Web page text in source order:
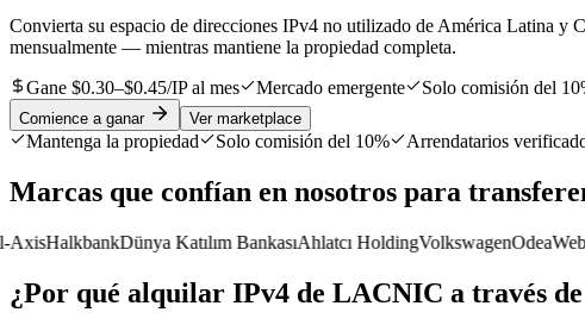
Convierta su espacio de direcciones IPv4 no utilizado de América Latina y
mensualmente — mientras mantiene la propiedad completa.
Gane $0.30–$0.45/IP al mes
Mercado emergente Solo comisión del
Comience a ganar Ver marketplace
Mantenga la propiedad Solo comisión del 10% Arrendatarios
Marcas que confían en nosotros para
HalkbankDünya Katılım BankasıAhlatcı HoldingVolkswagenOdeaWeb
¿Por qué alquilar IPv4 de LACNIC a través